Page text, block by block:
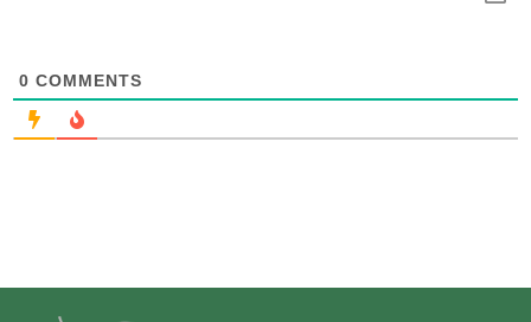
0 COMMENTS